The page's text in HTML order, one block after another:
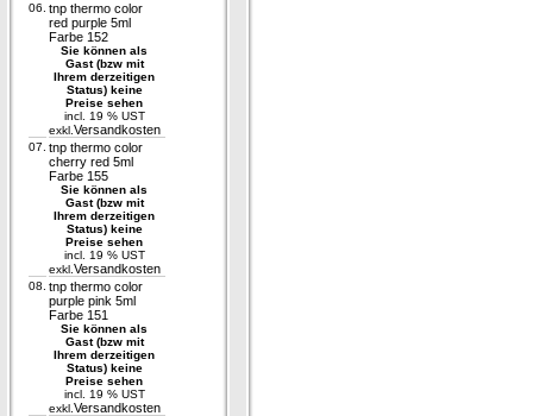
06. tnp thermo color
red purple 5ml
Farbe 152
Sie können als
Gast (bzw mit
Ihrem derzeitigen
Status) keine
Preise sehen
incl. 19 % UST
exkl. Versandkosten
07. tnp thermo color
cherry red 5ml
Farbe 155
Sie können als
Gast (bzw mit
Ihrem derzeitigen
Status) keine
Preise sehen
incl. 19 % UST
exkl. Versandkosten
08. tnp thermo color
purple pink 5ml
Farbe 151
Sie können als
Gast (bzw mit
Ihrem derzeitigen
Status) keine
Preise sehen
incl. 19 % UST
exkl. Versandkosten